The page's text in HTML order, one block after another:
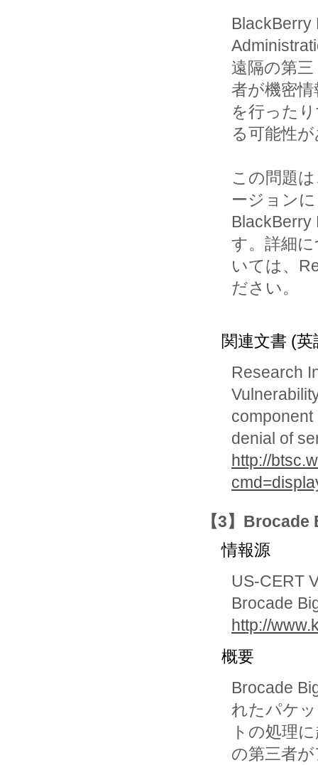
BlackBerry
遠隔の第三
者が機密
を行った
る可能性
この問題
ージョンに
BlackBerry
す。詳細
いては、
ださい。
関連文書 (英
Research
denial of
http://
【3】
情報源
US-CERT
Brocade
http://
概要
Brocade
れたパケッ
トの処理
の第三者